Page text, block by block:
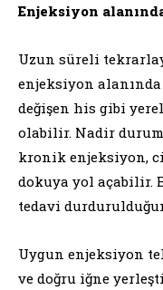
Enjeksiyon
Uzun süreli
enjeksiyon
değişen his gibi
olabilir. Nadir
kronik enjeksiyon,
dokuya yol açabilir.
tedavi
Uygun enjeksiyon
ve doğru iğne